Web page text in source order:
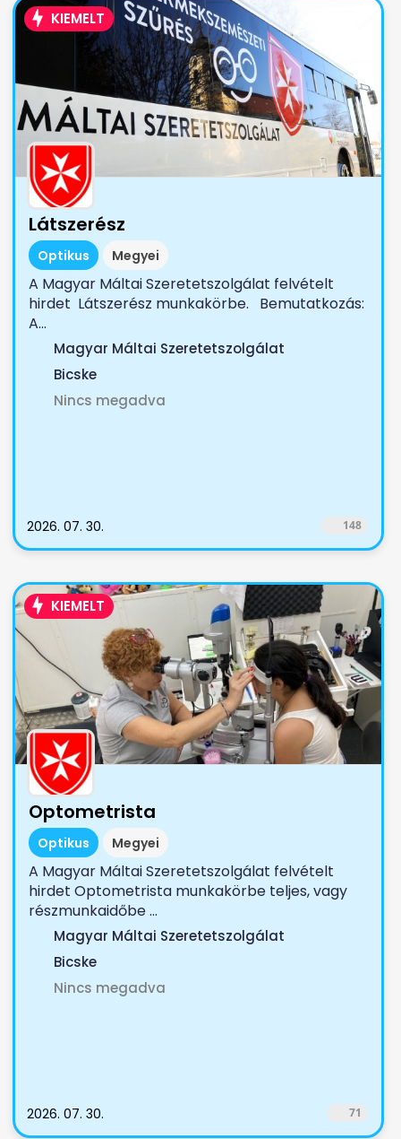
KIEMELT
Látszerész
Optikus Megyei
A Magyar Máltai Szeretetszolgálat felvételt
hirdet Látszerész munkakörbe. Bemutatkozás:
A...
Magyar Máltai Szeretetszolgálat
Bicske
Nincs megadva
2026. 07. 30. 148
KIEMELT
Optometrista
Optikus Megyei
A Magyar Máltai Szeretetszolgálat felvételt
hirdet Optometrista munkakörbe teljes, vagy
részmunkaidőbe ...
Magyar Máltai Szeretetszolgálat
Bicske
Nincs megadva
2026. 07. 30. 71